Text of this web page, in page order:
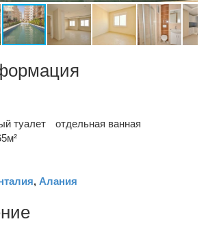
туалет
отдельная ванная
, Алания